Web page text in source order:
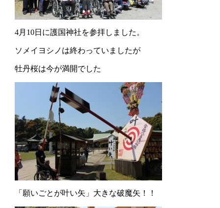
4月10日に護国神社を参拝しました。
ソメイヨシノは終わっていましたが
牡丹桜は今が満開でした
「願いごとが叶い矢」大きな破魔矢！！